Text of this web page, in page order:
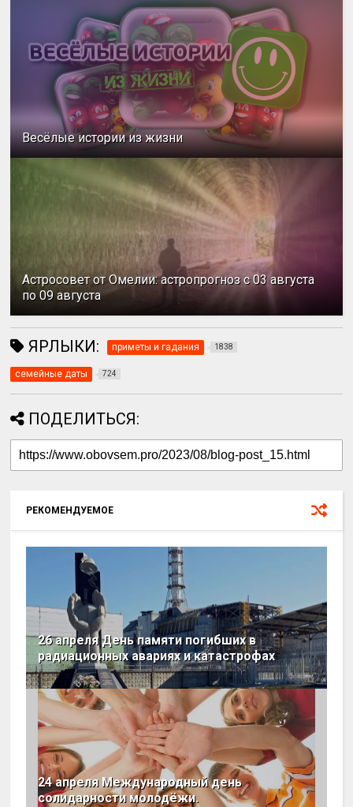
Весёлые истории из жизни
Астросовет от Омелии: астропрогноз с 03 августа
по 09 августа
ЯРЛЫКИ: приметы и гадания 1838
семейные даты 724
ПОДЕЛИТЬСЯ:
РЕКОМЕНДУЕМОЕ
26 апреля День памяти погибших в
радиационных авариях и катастрофах
24 апреля Международный день
солидарности молодёжи.